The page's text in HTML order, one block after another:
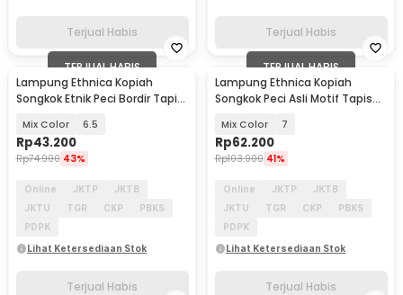
Terjual Habis Terjual Habis
TERJUAL HABIS
Lampung Ethnica Kopiah
Songkok Etnik Peci Bordir Tapis
Mix Color 6.5
Rp43.200
Rp74.900 43%
Online JKTP
JKTB
JKTU
TGR CKP
PBKS
PDPK
Lihat Ketersediaan Stok
Terjual Habis
TERJUAL HABIS
Lampung Ethnica Kopiah
Songkok Peci Asli Motif Tapis
Mix Color 7
Rp62.200
Rp103.900 41%
Online JKTP
JKTB
JKTU
TGR CKP
PBKS
PDPK
Lihat Ketersediaan Stok
Terjual Habis